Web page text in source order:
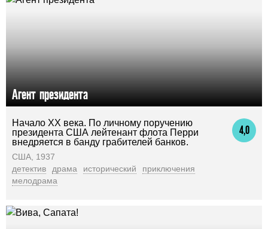
Агент президента
4,0
Начало ХХ века. По личному поручению
президента США лейтенант флота Перри
внедряется в банду грабителей банков.
США, 1937
детектив
драма исторический
приключения
мелодрама